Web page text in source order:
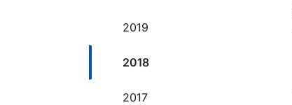
2019
2018
2017